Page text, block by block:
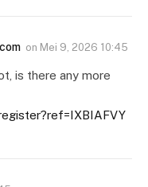
on Mei 9, 2026 10:45
is there any more